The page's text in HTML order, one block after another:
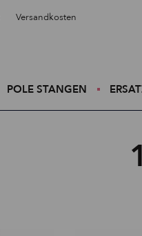
Versandkosten
POLE STANGEN